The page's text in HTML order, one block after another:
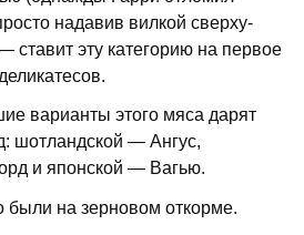
надавив вилкой сверху-
ставит эту категорию на первое
варианты этого мяса дарят
шотландской — Ангус,
и японской — Вагью.
были на зерновом откорме.